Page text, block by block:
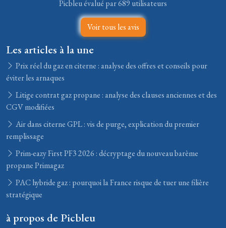
Picbleu évalué par 689 utilisateurs
Voir tous les avis
Les articles à la une
Prix réel du gaz en citerne : analyse des offres et conseils pour
éviter les arnaques
Litige contrat gaz propane : analyse des clauses anciennes et des
CGV modifiées
Air dans citerne GPL : vis de purge, explication du premier
remplissage
Prim-eazy First PF3 2026 : décryptage du nouveau barème
propane Primagaz
PAC hybride gaz : pourquoi la France risque de tuer une filière
stratégique
à propos de Picbleu